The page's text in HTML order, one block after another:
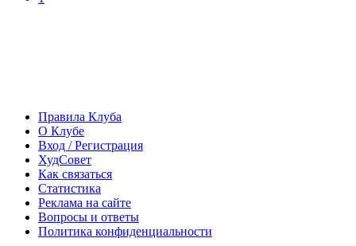
Правила Клуба
О Клубе
Вход / Регистрация
ХудСовет
Как связаться
Статистика
Реклама на сайте
Вопросы и ответы
Политика конфиденциальности